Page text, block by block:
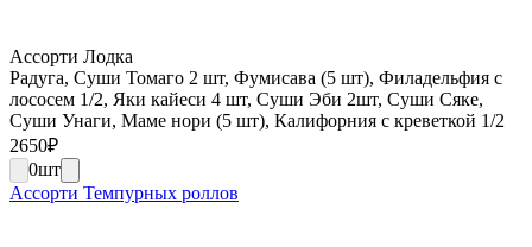
Ассорти Лодка
Радуга, Суши Томаго 2 шт, Фумисава (5 шт), Филадельфия с
лососем 1/2, Яки кайеси 4 шт, Суши Эби 2шт, Суши Сяке,
Суши Унаги, Маме нори (5 шт), Калифорния с креветкой 1/2
2650₽
0шт
Ассорти Темпурных роллов